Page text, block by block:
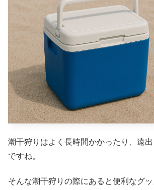
潮干狩りはよく長時間かかったり、遠
ですね。
そんな潮干狩りの際にあると便利なグ